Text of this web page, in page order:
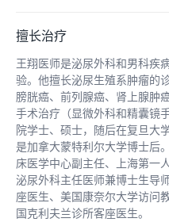
擅长治疗
王翔医师是泌尿外科和男科疾
验。他擅长泌尿生殖系肿瘤的
膀胱癌、前列腺癌、肾上腺肿
手术治疗（显微外科和精囊镜
院学士、硕士，随后在复旦大
是加拿大蒙特利尔大学博士后
床医学中心副主任、上海第一
泌尿外科主任医师兼博士生导
座医生、美国康奈尔大学访问
国克利夫兰诊所客座医生。